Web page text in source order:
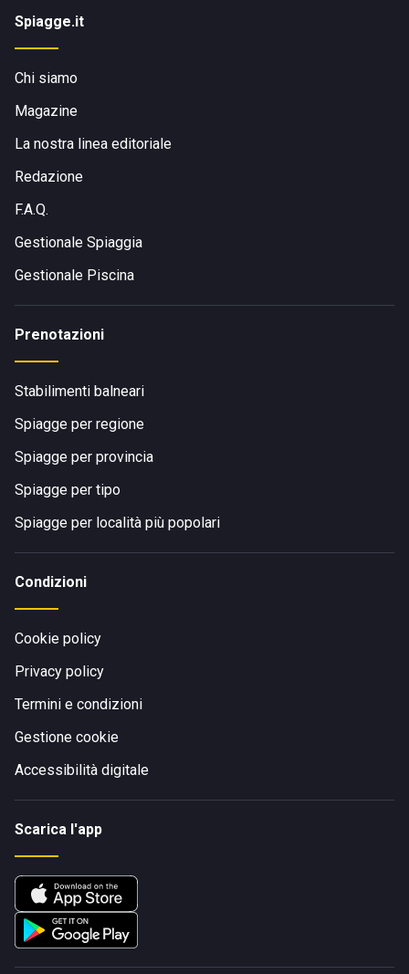
Spiagge.it
Chi siamo
Magazine
La nostra linea editoriale
Redazione
F.A.Q.
Gestionale Spiaggia
Gestionale Piscina
Prenotazioni
Stabilimenti balneari
Spiagge per regione
Spiagge per provincia
Spiagge per tipo
Spiagge per località più popolari
Condizioni
Cookie policy
Privacy policy
Termini e condizioni
Gestione cookie
Accessibilità digitale
Scarica l'app